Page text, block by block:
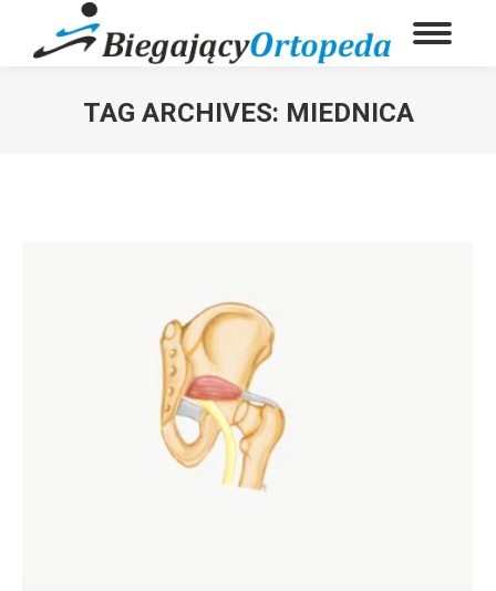
TAG ARCHIVES: MIEDNICA